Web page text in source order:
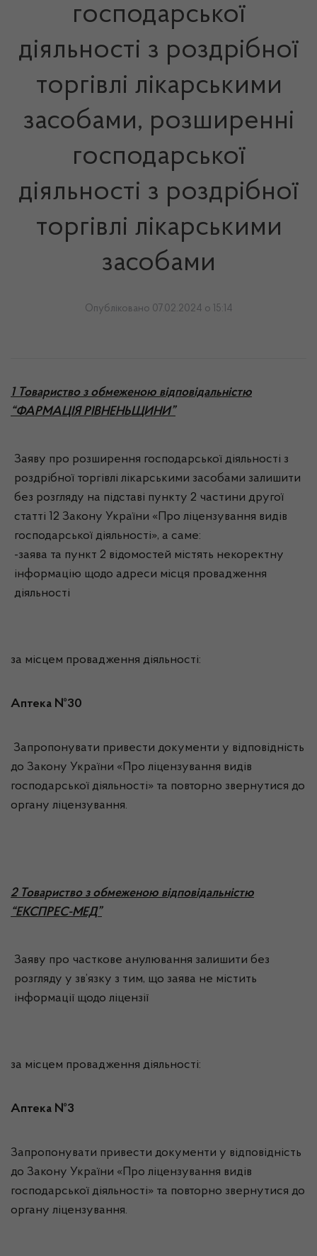
господарської
діяльності з роздрібної
торгівлі лікарськими
засобами, розширенні
господарської
діяльності з роздрібної
торгівлі лікарськими
засобами
Опубліковано 07.02.2024 о 15:14
1 Товариство з обмеженою відповідальністю
“ФАРМАЦІЯ РІВНЕНЬЩИНИ”
Заяву про розширення господарської діяльності з
роздрібної торгівлі лікарськими засобами залишити
без розгляду на підставі пункту 2 частини другої
статті 12 Закону України «Про ліцензування видів
господарської діяльності», а саме:
-заява та пункт 2 відомостей містять некоректну
інформацію щодо адреси місця провадження
діяльності
за місцем провадження діяльності:
Аптека №30
Запропонувати привести документи у відповідність
до Закону України «Про ліцензування видів
господарської діяльності» та повторно звернутися до
органу ліцензування.
2 Товариство з обмеженою відповідальністю
“ЕКСПРЕС-МЕД”
Заяву про часткове анулювання залишити без
розгляду у зв’язку з тим, що заява не містить
інформації щодо ліцензії
за місцем провадження діяльності:
Аптека №3
Запропонувати привести документи у відповідність
до Закону України «Про ліцензування видів
господарської діяльності» та повторно звернутися до
органу ліцензування.